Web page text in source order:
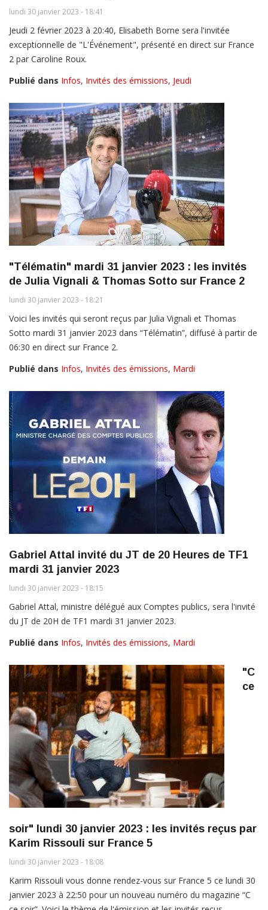
lundi 30 janvier 2023 - 18:41
Jeudi 2 février 2023 à 20:40, Elisabeth Borne sera l'invitée
exceptionnelle de "L'Événement", présenté en direct sur France
2 par Caroline Roux.
Publié dans Infos, Invités des émissions, Jeudi
"Télématin" mardi 31 janvier 2023 : les invités
de Julia Vignali & Thomas Sotto sur France 2
lundi 30 janvier 2023 - 18:21
Voici les invités qui seront reçus par Julia Vignali et Thomas
Sotto mardi 31 janvier 2023 dans “Télématin”, diffusé à partir de
06:30 en direct sur France 2.
Publié dans Infos, Invités des émissions, Mardi
Gabriel Attal invité du JT de 20 Heures de TF1
mardi 31 janvier 2023
lundi 30 janvier 2023 - 18:15
Gabriel Attal, ministre délégué aux Comptes publics, sera l'invité
du JT de 20H de TF1 mardi 31 janvier 2023.
Publié dans Infos, Invités des émissions, Mardi
"C
ce
soir" lundi 30 janvier 2023 : les invités reçus par
Karim Rissouli sur France 5
lundi 30 janvier 2023 - 18:08
Karim Rissouli vous donne rendez-vous sur France 5 ce lundi 30
janvier 2023 à 22:50 pour un nouveau numéro du magazine “C